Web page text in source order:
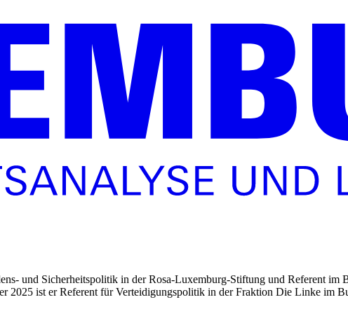
und Sicherheitspolitik in der Rosa-Luxemburg-Stiftung und Referent
2025 ist er Referent für Verteidigungspolitik in der Fraktion Die Linke im